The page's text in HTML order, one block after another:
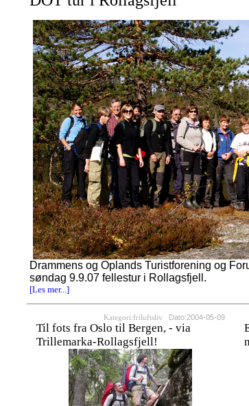
Drammens og Oplands Turistforening og
søndag 9.9.07 fellestur i Rollagsfjell.
[Les mer...]
Kategori:friluftsliv Dato:2004-05-09
Til fots fra Oslo til Bergen, - via
Trillemarka-Rollagsfjell!